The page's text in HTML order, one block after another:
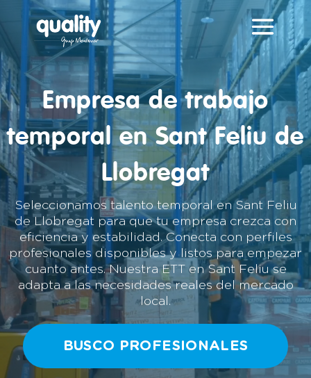
Reproductor
Empresa de trabajo
temporal en Sant Feliu de
Llobregat
Seleccionamos talento temporal en Sant Feliu
de Llobregat para que tu empresa crezca con
eficiencia y estabilidad. Conecta con perfiles
profesionales disponibles y listos para empezar
cuanto antes. Nuestra ETT en Sant Feliu se
adapta a las necesidades reales del mercado
local.
BUSCO PROFESIONALES